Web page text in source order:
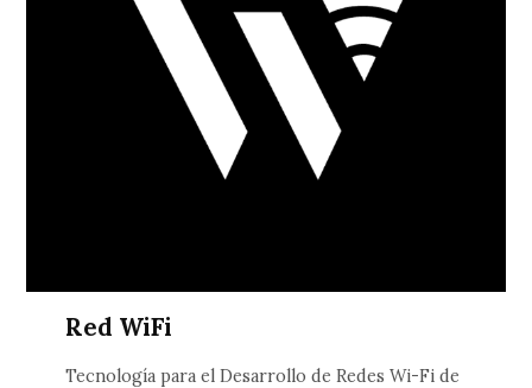
Red WiFi
Tecnología para el Desarrollo de Redes Wi-Fi de